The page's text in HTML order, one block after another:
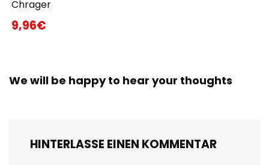
Chrager
9,96€
We will be happy to hear your thoughts
HINTERLASSE EINEN KOMMENTAR